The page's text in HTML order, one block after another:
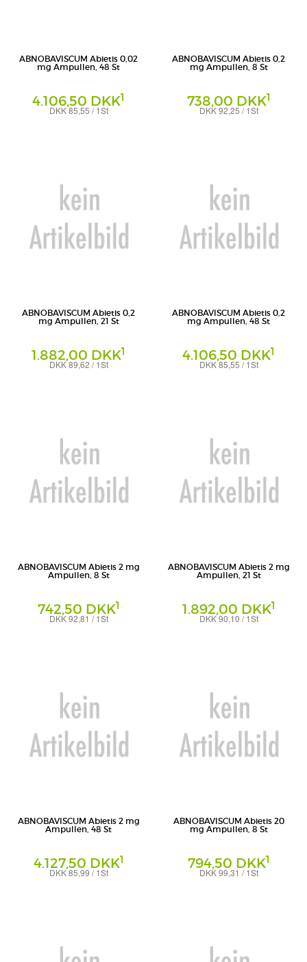
ABNOBAVISCUM Abietis 0,02
mg Ampullen, 48 St
4.106,50 DKK1
DKK 85,55 / 1St
ABNOBAVISCUM Abietis 0,2
mg Ampullen, 8 St
738,00 DKK1
DKK 92,25 / 1St
ABNOBAVISCUM Abietis 0,2
mg Ampullen, 21 St
1.882,00 DKK1
DKK 89,62 / 1St
ABNOBAVISCUM Abietis 0,2
mg Ampullen, 48 St
4.106,50 DKK1
DKK 85,55 / 1St
ABNOBAVISCUM Abietis 2 mg
Ampullen, 8 St
742,50 DKK1
DKK 92,81 / 1St
ABNOBAVISCUM Abietis 2 mg
Ampullen, 21 St
1.892,00 DKK1
DKK 90,10 / 1St
ABNOBAVISCUM Abietis 2 mg
Ampullen, 48 St
4.127,50 DKK1
DKK 85,99 / 1St
ABNOBAVISCUM Abietis 20
mg Ampullen, 8 St
794,50 DKK1
DKK 99,31 / 1St